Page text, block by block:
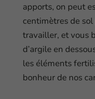
apports, on peut
centimètres de
travailler, et vous
d’argile en
les éléments
bonheur de nos